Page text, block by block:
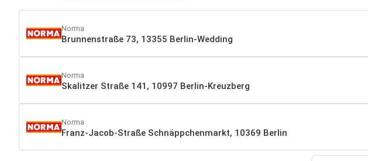
Norma
Brunnenstraße 73, 13355 Berlin-Wedding
Norma
Skalitzer Straße 141, 10997 Berlin-Kreuzberg
Norma
Franz-Jacob-Straße Schnäppchenmarkt, 10369 Berlin